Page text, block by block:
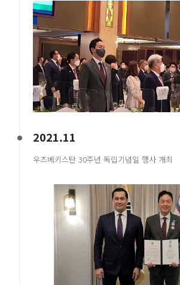
2021.11
우즈베키스탄 30주년 독립기념일 행사 개최